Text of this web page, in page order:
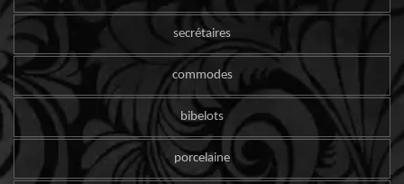
secrétaires
commodes
bibelots
porcelaine